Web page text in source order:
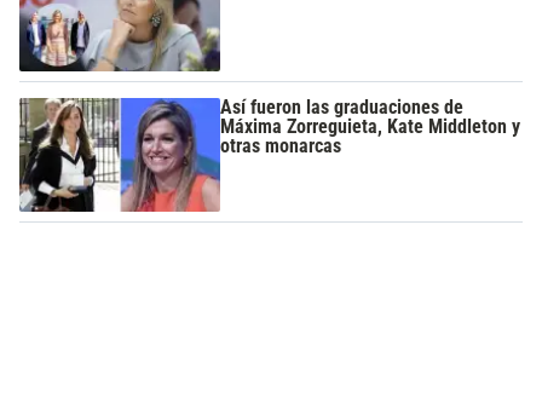
Así fueron las graduaciones de
Máxima Zorreguieta, Kate Middleton y
otras monarcas